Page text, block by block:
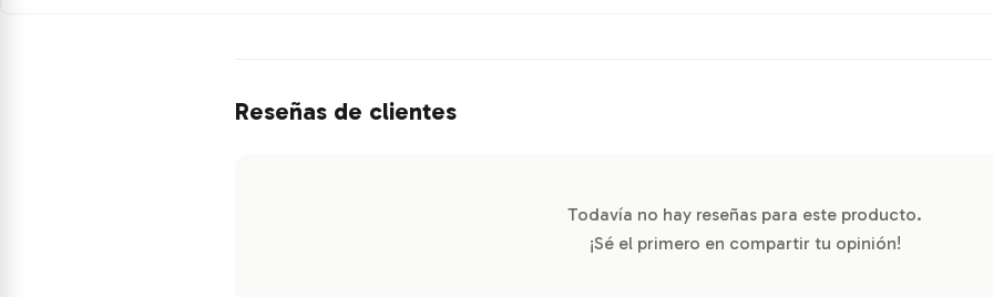
Reseñas de clientes
Todavía no hay reseñas para este producto.
¡Sé el primero en compartir tu opinión!